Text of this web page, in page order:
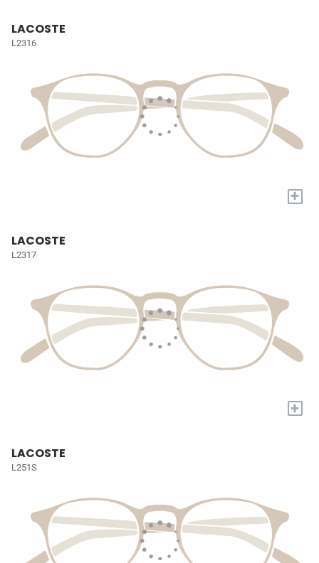
LACOSTE
L2316
+
LACOSTE
L2317
+
LACOSTE
L251S